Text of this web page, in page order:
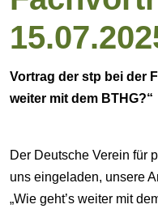
Vortrag der stp bei der
weiter mit dem BTHG?“
Der Deutsche Verein für
uns eingeladen, unsere
„Wie geht’s weiter mit